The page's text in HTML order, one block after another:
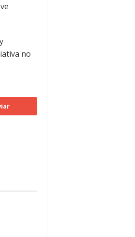
no